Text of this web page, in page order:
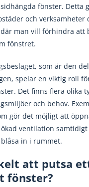
fönster. Detta
och verksamheter
man vill förhindra att
fönstret.
som är den
spelar en viktig roll
Det finns flera olika
och behov.
gör det möjligt att
ventilation
in i rummet.
att putsa
fönster?